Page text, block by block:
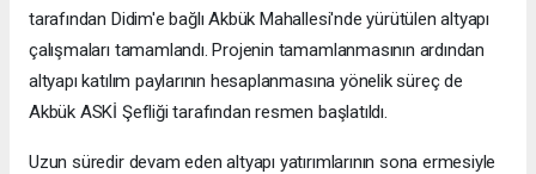
tarafından Didim'e bağlı Akbük Mahallesi'nde yürütülen altyapı
çalışmaları tamamlandı. Projenin tamamlanmasının ardından
altyapı katılım paylarının hesaplanmasına yönelik süreç de
Akbük ASKİ Şefliği tarafından resmen başlatıldı.
Uzun süredir devam eden altyapı yatırımlarının sona ermesiyle